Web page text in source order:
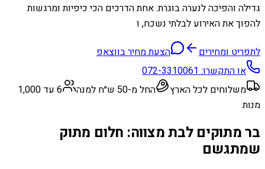
גדילה והפיכה לנערה בוגרת. אחת הדרכים הכי כיפיות ומרגשות
להפוך את האירוע לבלתי נשכח, ו
לתפריט ומחירים
הצעת מחיר בווצאפ
או התקשרו:072-3310061
משלוחים לכל הארץ
החל מ-50 ש״ח למנה
6 עד 1,000
מנות
בר מתוקים לבת מצווה: חלום מתוק
שמתגשם